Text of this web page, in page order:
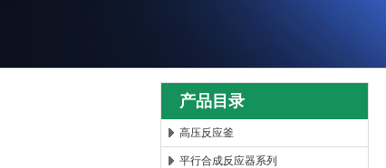
产品目录
高压反应釜
平行合成反应器系列